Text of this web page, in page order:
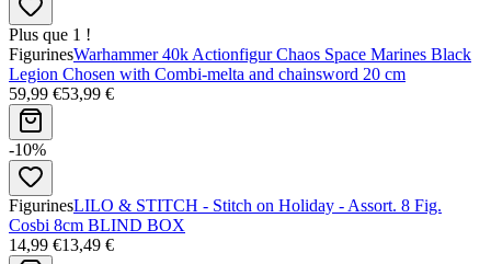
Plus que 1 !
FigurinesWarhammer 40k Actionfigur Chaos Space Marines Black
Legion Chosen with Combi-melta and chainsword 20 cm
59,99 €53,99 €
-10%
FigurinesLILO & STITCH - Stitch on Holiday - Assort. 8 Fig.
Cosbi 8cm BLIND BOX
14,99 €13,49 €